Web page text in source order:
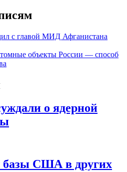
с главой МИД Афганистана
объекты России — способ
о ядерной
базы США в других